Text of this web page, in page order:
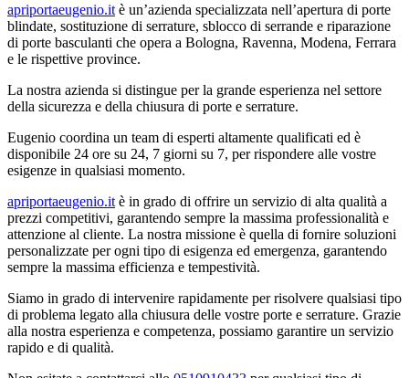
apriportaeugenio.it è un’azienda specializzata nell’apertura di porte
blindate, sostituzione di serrature, sblocco di serrande e riparazione
di porte basculanti che opera a Bologna, Ravenna, Modena, Ferrara
e le rispettive province.
La nostra azienda si distingue per la grande esperienza nel settore
della sicurezza e della chiusura di porte e serrature.
Eugenio coordina un team di esperti altamente qualificati ed è
disponibile 24 ore su 24, 7 giorni su 7, per rispondere alle vostre
esigenze in qualsiasi momento.
apriportaeugenio.it è in grado di offrire un servizio di alta qualità a
prezzi competitivi, garantendo sempre la massima professionalità e
attenzione al cliente. La nostra missione è quella di fornire soluzioni
personalizzate per ogni tipo di esigenza ed emergenza, garantendo
sempre la massima efficienza e tempestività.
Siamo in grado di intervenire rapidamente per risolvere qualsiasi tipo
di problema legato alla chiusura delle vostre porte e serrature. Grazie
alla nostra esperienza e competenza, possiamo garantire un servizio
rapido e di qualità.